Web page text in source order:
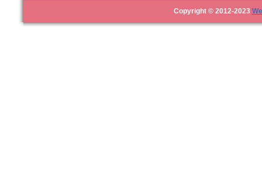
Copyright © 2012-2023